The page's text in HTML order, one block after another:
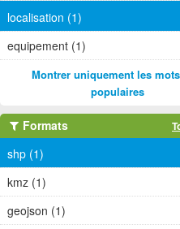
localisation (1)
equipement (1)
Montrer uniquement les
populaires
Formats
shp (1)
kmz (1)
geojson (1)